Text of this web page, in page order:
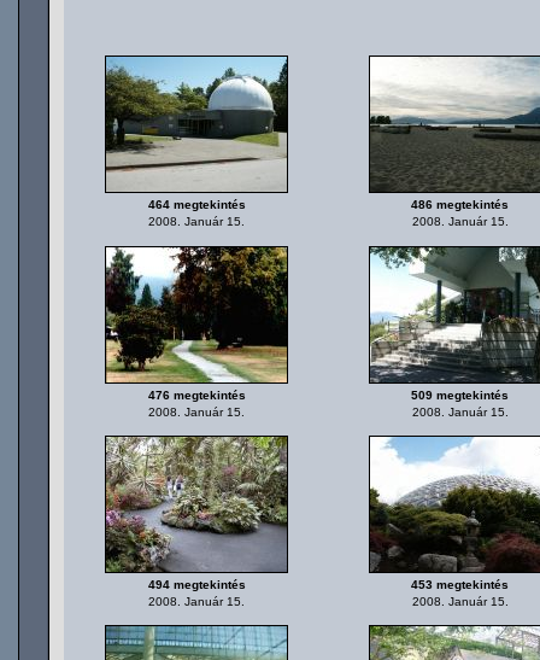
464 megtekintés
2008. Január 15.
486 megtekintés
2008. Január 15.
476 megtekintés
2008. Január 15.
509 megtekintés
2008. Január 15.
494 megtekintés
2008. Január 15.
453 megtekintés
2008. Január 15.